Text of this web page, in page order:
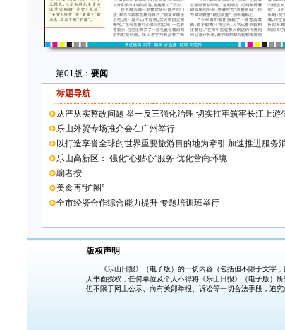
第01版： 要闻
标题导航
从严从实整改问题 举一反三强化治理 切实扛牢筑牢长江上游
乐山外贸专场推介会在广州举行
以打造享誉全球的世界重要旅游目的地为牵引 加速推进服务
乐山高新区： 强化“心贴心”服务 优化营商环境
编者按
美食再“扩圈”
全市经济合作综合能力提升 专题培训班举行
版权声明
《乐山日报》（电子版）的一切内容（包括但不限于文字，
人书面授权，任何单位及个人不得将《乐山日报》（电子版）
但不限于网上公示、向有关部举报、诉讼等一切合法手段，追究